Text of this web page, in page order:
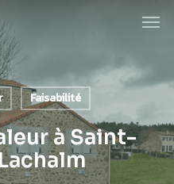
Faisabilité
à Saint-